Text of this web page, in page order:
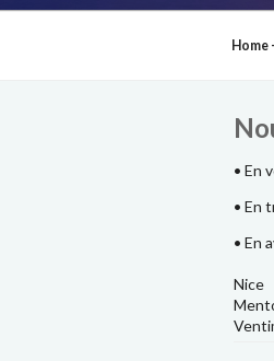
Home
• En
• En
• En
Nice